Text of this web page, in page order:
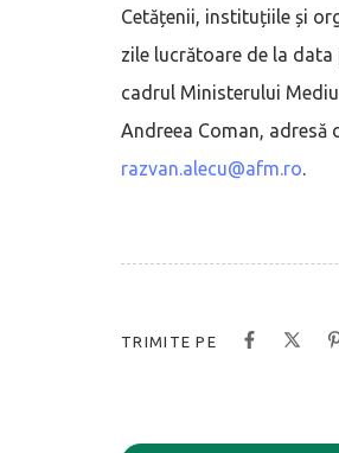
Cetățenii, instituțiile și
zile lucrătoare de la
cadrul Ministerului
Andreea Coman, adresă
razvan.alecu@afm.ro.
TRIMITE PE